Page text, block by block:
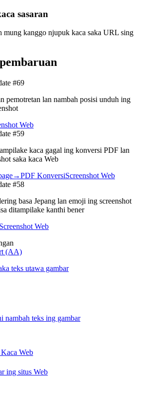
sasaran
mung kanggo njupuk kaca saka URL sing
#69
pemotretan lan nambah posisi unduh ing
Web
#59
kaca gagal ing konversi PDF lan
saka kaca Web
KonversiScreenshot Web
#58
basa Jepang lan emoji ing screenshot
ditampilake kanthi bener
Screenshot Web
(AA)
teks utawa gambar
nambah teks ing gambar
Web
ing situs Web